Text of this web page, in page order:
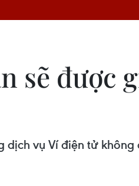
sẽ được
dịch vụ Ví điện tử